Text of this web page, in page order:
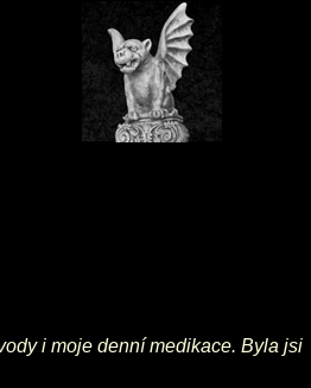
i moje denní medikace. Byla jsi